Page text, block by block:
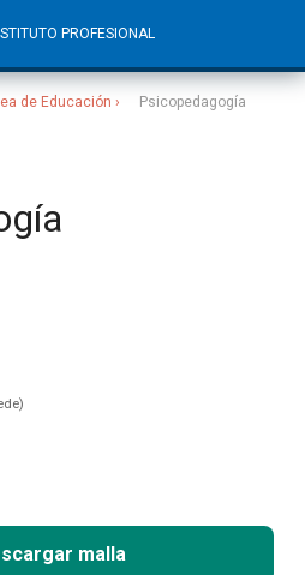
PROFESIONAL
de Educación Psicopedagogía
malla